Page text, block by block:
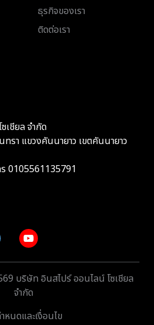
ธุรกิจของเรา
ติดต่อเรา
เชียล จำกัด
รา แขวงคันนายาว เขตคันนายาว
ร 0105561135791
บริษัท อินสไปร์ ออนไลน์ โซเชียล
จำกัด
หนดและเงื่อนไข